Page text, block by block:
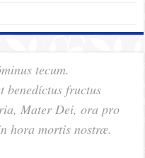
tecum.
benedíctus fructus
Mater Dei, ora pro
hora mortis nostræ.